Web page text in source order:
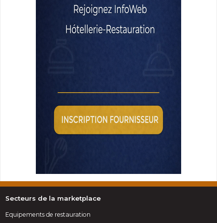
Secteurs de la marketplace
Equipements de restauration